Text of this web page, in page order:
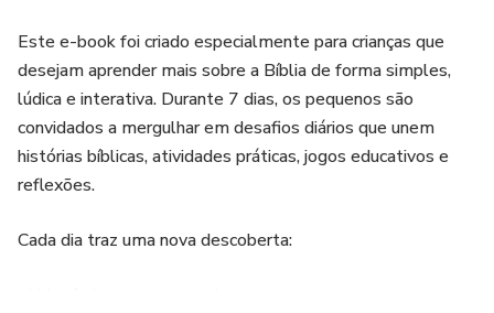
Este e-book foi criado especialmente para crianças que
desejam aprender mais sobre a Bíblia de forma simples,
lúdica e interativa. Durante 7 dias, os pequenos são
convidados a mergulhar em desafios diários que unem
histórias bíblicas, atividades práticas, jogos educativos e
reflexões.
Cada dia traz uma nova descoberta: